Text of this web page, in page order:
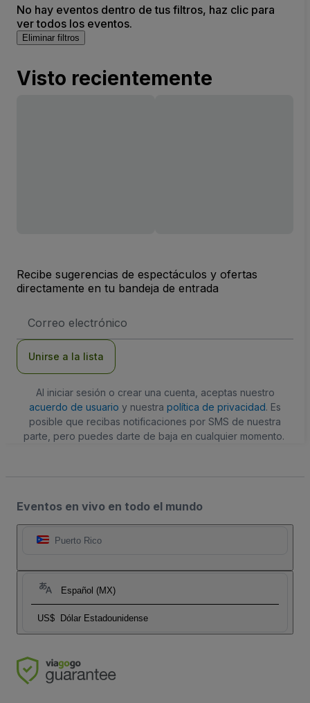
No hay eventos dentro de tus filtros, haz clic para
ver todos los eventos.
Eliminar filtros
Visto recientemente
Recibe sugerencias de espectáculos y ofertas
directamente en tu bandeja de entrada
de
Unirse a la lista
Al iniciar sesión o crear una cuenta, aceptas nuestro
acuerdo de usuario y nuestra política de privacidad. Es
posible que recibas notificaciones por SMS de nuestra
parte, pero puedes darte de baja en cualquier momento.
Eventos en vivo en todo el mundo
Puerto Rico
Español (MX)
US$ Dólar Estadounidense